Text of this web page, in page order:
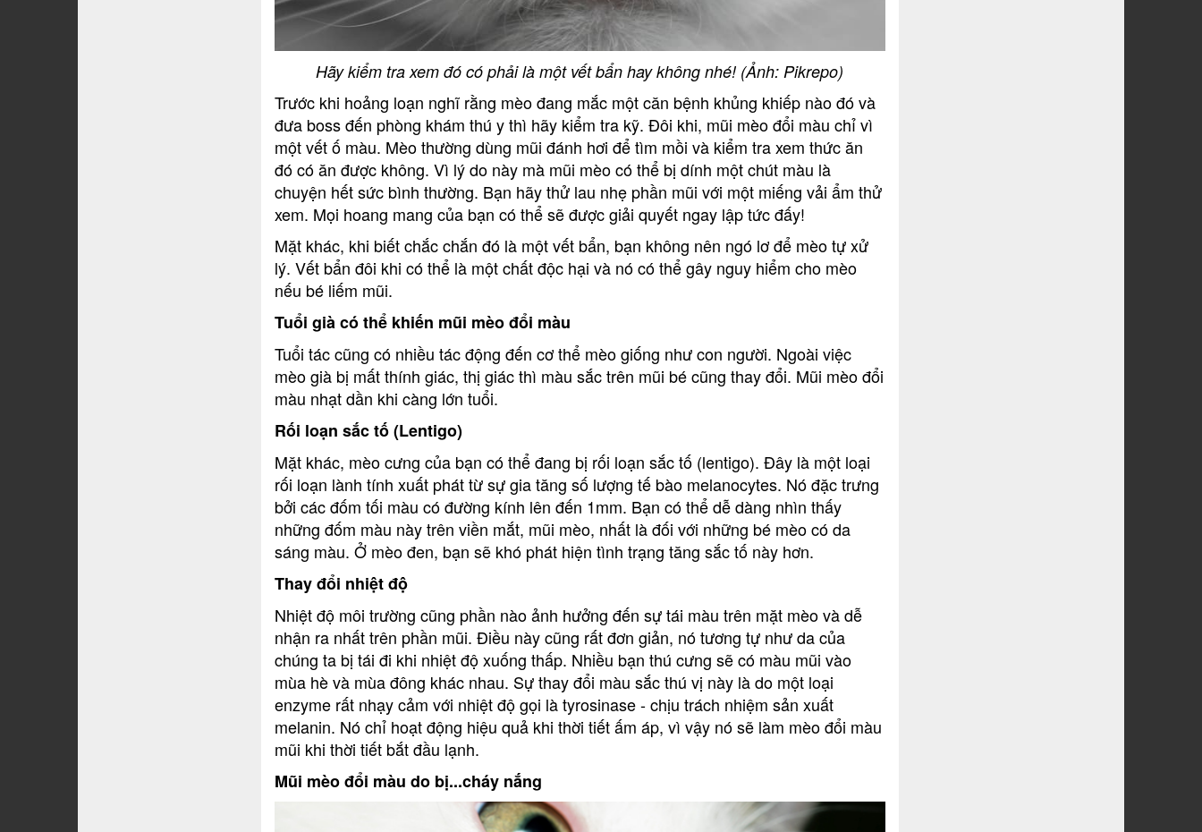
Hãy kiểm tra xem đó có phải là một vết bẩn hay không nhé! (Ảnh: Pikrepo)
Trước khi hoảng loạn nghĩ rằng mèo đang mắc một căn bệnh khủng khiếp nào đó và
đưa boss đến phòng khám thú y thì hãy kiểm tra kỹ. Đôi khi, mũi mèo đổi màu chỉ vì
một vết ố màu. Mèo thường dùng mũi đánh hơi để tìm mồi và kiểm tra xem thức ăn
đó có ăn được không. Vì lý do này mà mũi mèo có thể bị dính một chút màu là
chuyện hết sức bình thường. Bạn hãy thử lau nhẹ phần mũi với một miếng vải ẩm thử
xem. Mọi hoang mang của bạn có thể sẽ được giải quyết ngay lập tức đấy!
Mặt khác, khi biết chắc chắn đó là một vết bẩn, bạn không nên ngó lơ để mèo tự xử
lý. Vết bẩn đôi khi có thể là một chất độc hại và nó có thể gây nguy hiểm cho mèo
nếu bé liếm mũi.
Tuổi già có thể khiến mũi mèo đổi màu
Tuổi tác cũng có nhiều tác động đến cơ thể mèo giống như con người. Ngoài việc
mèo già bị mất thính giác, thị giác thì màu sắc trên mũi bé cũng thay đổi. Mũi mèo đổi
màu nhạt dần khi càng lớn tuổi.
Rối loạn sắc tố (Lentigo)
Mặt khác, mèo cưng của bạn có thể đang bị rối loạn sắc tố (lentigo). Đây là một loại
rối loạn lành tính xuất phát từ sự gia tăng số lượng tế bào melanocytes. Nó đặc trưng
bởi các đốm tối màu có đường kính lên đến 1mm. Bạn có thể dễ dàng nhìn thấy
những đốm màu này trên viền mắt, mũi mèo, nhất là đối với những bé mèo có da
sáng màu. Ở mèo đen, bạn sẽ khó phát hiện tình trạng tăng sắc tố này hơn.
Thay đổi nhiệt độ
Nhiệt độ môi trường cũng phần nào ảnh hưởng đến sự tái màu trên mặt mèo và dễ
nhận ra nhất trên phần mũi. Điều này cũng rất đơn giản, nó tương tự như da của
chúng ta bị tái đi khi nhiệt độ xuống thấp. Nhiều bạn thú cưng sẽ có màu mũi vào
mùa hè và mùa đông khác nhau. Sự thay đổi màu sắc thú vị này là do một loại
enzyme rất nhạy cảm với nhiệt độ gọi là tyrosinase - chịu trách nhiệm sản xuất
melanin. Nó chỉ hoạt động hiệu quả khi thời tiết ấm áp, vì vậy nó sẽ làm mèo đổi màu
mũi khi thời tiết bắt đầu lạnh.
Mũi mèo đổi màu do bị...cháy nắng